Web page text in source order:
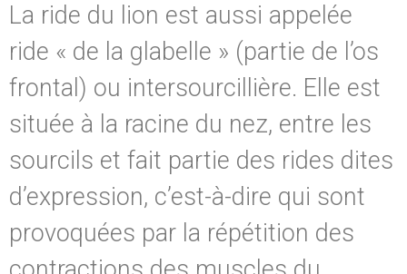
La ride du lion est aussi appelée
ride « de la glabelle » (partie de l’os
frontal) ou intersourcillière. Elle est
située à la racine du nez, entre les
sourcils et fait partie des rides dites
d’expression, c’est-à-dire qui sont
provoquées par la répétition des